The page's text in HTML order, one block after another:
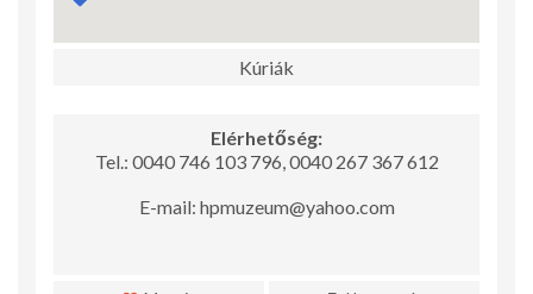
Kúriák
Elérhetőség:
Tel.: 0040 746 103 796, 0040 267 367 612
E-mail: hpmuzeum@yahoo.com